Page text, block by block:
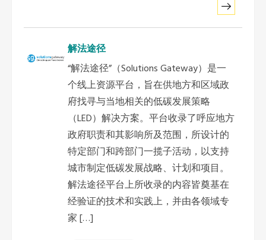
解法途径
“解法途径”（Solutions Gateway）是一
个线上资源平台，旨在供地方和区域政
府找寻与当地相关的低碳发展策略
（LED）解决方案。平台收录了呼应地方
政府职责和其影响所及范围，所设计的
特定部门和跨部门一揽子活动，以支持
城市制定低碳发展战略、计划和项目。
解法途径平台上所收录的内容皆奠基在
经验证的技术和实践上，并由各领域专
家 […]